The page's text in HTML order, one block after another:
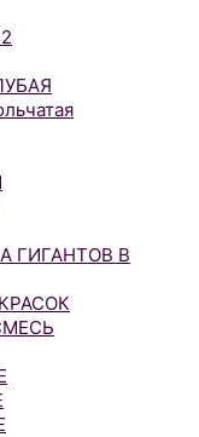
ГИГАНТОВ В